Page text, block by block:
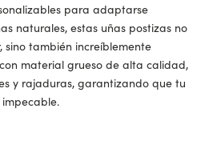
para adaptarse
naturales, estas uñas postizas no
sino también increíblemente
material grueso de alta calidad,
y rajaduras, garantizando que tu